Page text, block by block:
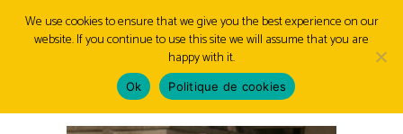
MENU
We use cookies to ensure that we give you the best experience on our
website. If you continue to use this site we will assume that you are
happy with it.
Ok Politique de cookies